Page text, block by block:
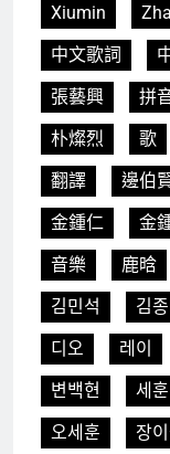
Xiumin
中文歌詞
張藝興
拼
朴燦烈
歌
翻譯
邊伯
金鍾仁
金
音樂
鹿晗
김민석
김
디오
레이
변백현
세훈
오세훈
장